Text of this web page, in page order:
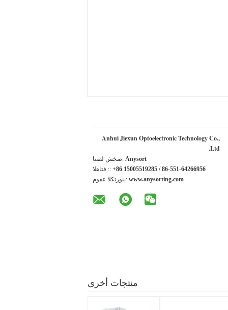
Anhui Jiexun Optoelectronic Technology Co.,
Ltd.
اتصل شخص: Anysort
الهاتف :: +86 15005519285 / 86-551-64266956
موقع الكتروني: www.anysorting.com
منتجات أخرى